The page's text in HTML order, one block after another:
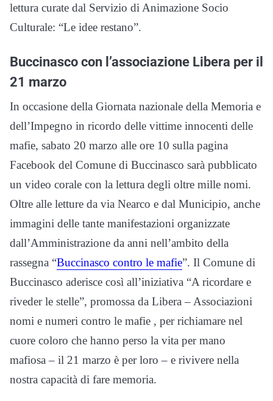
lettura curate dal Servizio di Animazione Socio
Culturale: “Le idee restano”.
Buccinasco con l’associazione Libera per il
21 marzo
In occasione della Giornata nazionale della Memoria e
dell’Impegno in ricordo delle vittime innocenti delle
mafie, sabato 20 marzo alle ore 10 sulla pagina
Facebook del Comune di Buccinasco sarà pubblicato
un video corale con la lettura degli oltre mille nomi.
Oltre alle letture da via Nearco e dal Municipio, anche
immagini delle tante manifestazioni organizzate
dall’Amministrazione da anni nell’ambito della
rassegna “Buccinasco contro le mafie”. Il Comune di
Buccinasco aderisce così all’iniziativa “A ricordare e
riveder le stelle”, promossa da Libera – Associazioni
nomi e numeri contro le mafie , per richiamare nel
cuore coloro che hanno perso la vita per mano
mafiosa – il 21 marzo è per loro – e rivivere nella
nostra capacità di fare memoria.